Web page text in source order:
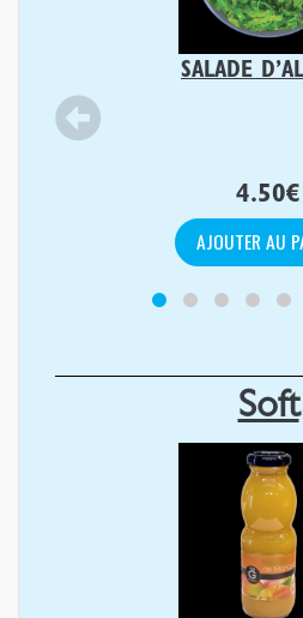
SALADE
4.50€
AJOUTER AU
Soft